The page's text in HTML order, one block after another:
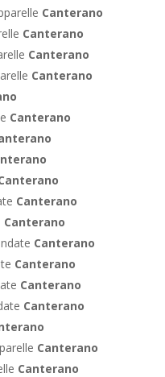
Canterano
Canterano
Canterano
Canterano
Canterano
Canterano
Canterano
Canterano
Canterano
Canterano
Canterano
Canterano
Canterano